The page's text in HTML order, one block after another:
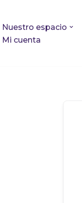
Nuestro espacio
Mi cuenta